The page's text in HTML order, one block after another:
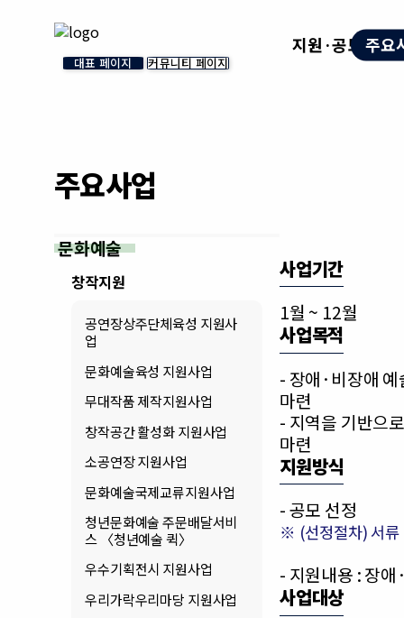
대표 페이지 커뮤니티 페이지
지원·공모 주요
주요사업
문화예술
창작지원
공연장상주단체육성 지원사
업
문화예술육성 지원사업
무대작품 제작지원사업
창작공간 활성화 지원사업
소공연장 지원사업
문화예술국제교류지원사업
청년문화예술 주문배달서비
스 〈청년예술 퀵〉
우수기획전시 지원사업
우리가락우리마당 지원사업
사업기간
1월 ~ 12월
사업목적
- 장애·비장애
마련
- 지역을 기반으
마련
지원방식
- 공모 선정
※ (선정절차) 서류
- 지원내용 : 장
사업대상